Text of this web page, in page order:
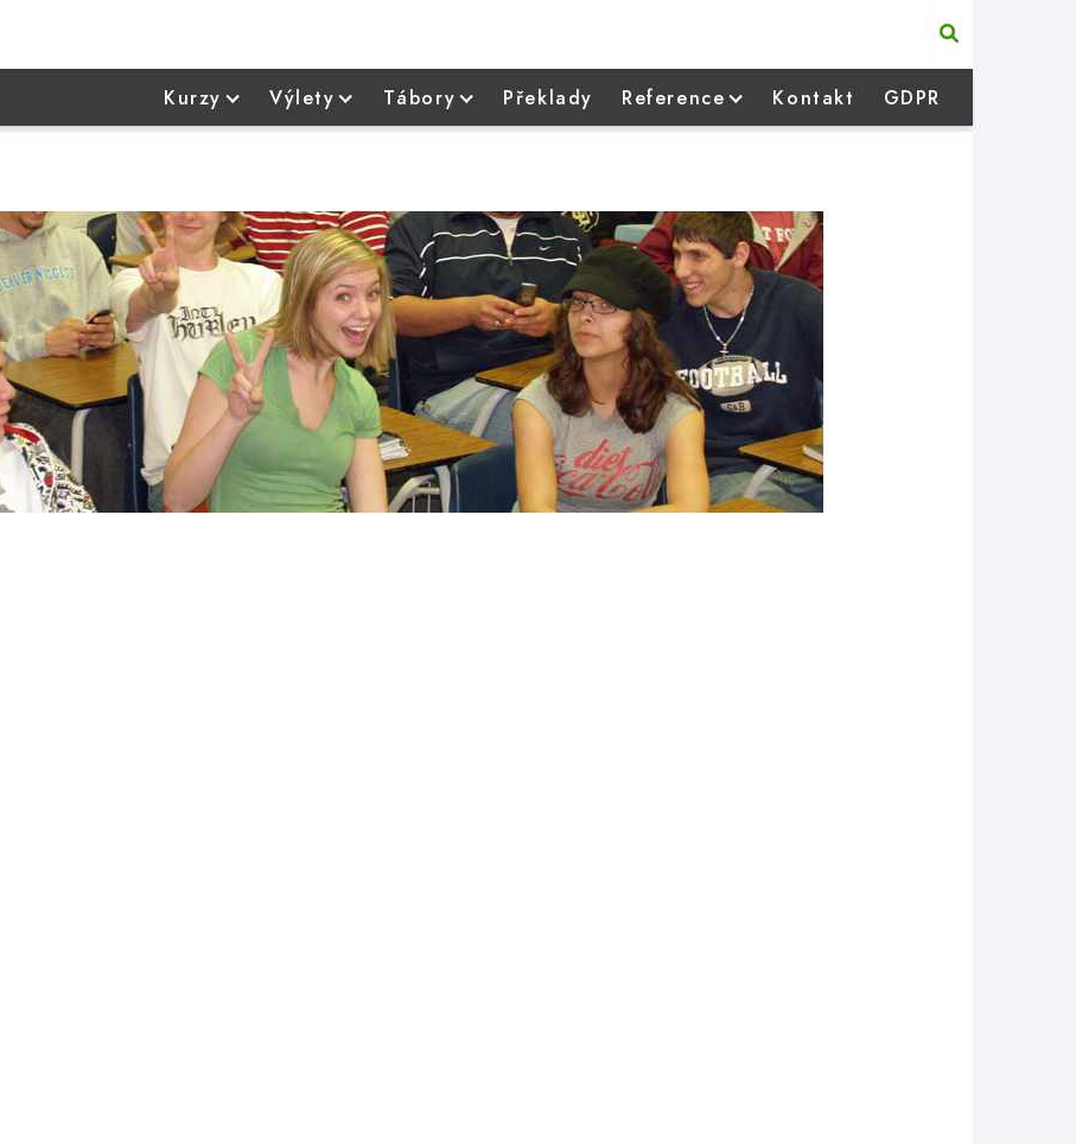
Kurzy Výlety Tábory Překlady Reference Kontakt GDPR